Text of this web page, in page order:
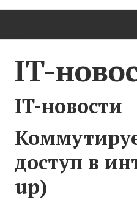
СТРАНИЦЫ ИСТОРИИ
НОВОСТИ
Новости сайта
Новости Починок
Новости культуры
IT-
IT-новости
доступ в
up)